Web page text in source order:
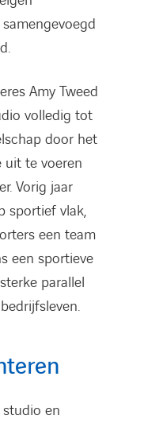
Amy Tweed
volledig tot
door het
uit te voeren
Vorig jaar
sportief vlak,
een team
een sportieve
parallel
en